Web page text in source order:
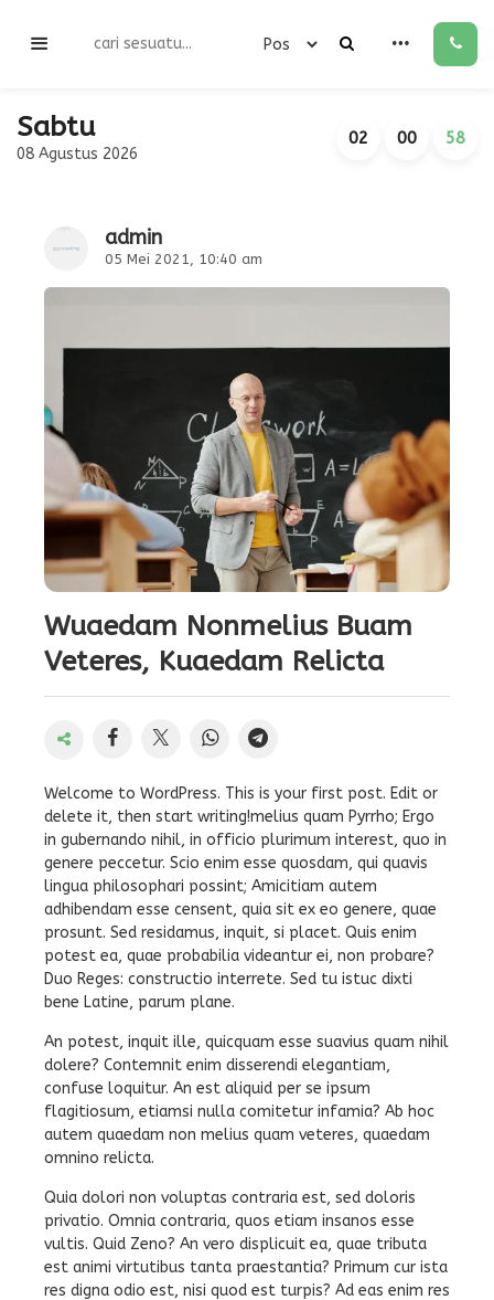
Sabtu
08 Agustus 2026
02 00 59
admin
05 Mei 2021, 10:40 am
Wuaedam Nonmelius Buam
Veteres, Kuaedam Relicta
Welcome to WordPress. This is your first post. Edit or
delete it, then start writing!melius quam Pyrrho; Ergo
in gubernando nihil, in officio plurimum interest, quo in
genere peccetur. Scio enim esse quosdam, qui quavis
lingua philosophari possint; Amicitiam autem
adhibendam esse censent, quia sit ex eo genere, quae
prosunt. Sed residamus, inquit, si placet. Quis enim
potest ea, quae probabilia videantur ei, non probare?
Duo Reges: constructio interrete. Sed tu istuc dixti
bene Latine, parum plane.
An potest, inquit ille, quicquam esse suavius quam nihil
dolere? Contemnit enim disserendi elegantiam,
confuse loquitur. An est aliquid per se ipsum
flagitiosum, etiamsi nulla comitetur infamia? Ab hoc
autem quaedam non melius quam veteres, quaedam
omnino relicta.
Quia dolori non voluptas contraria est, sed doloris
privatio. Omnia contraria, quos etiam insanos esse
vultis. Quid Zeno? An vero displicuit ea, quae tributa
est animi virtutibus tanta praestantia? Primum cur ista
res digna odio est, nisi quod est turpis? Ad eas enim res